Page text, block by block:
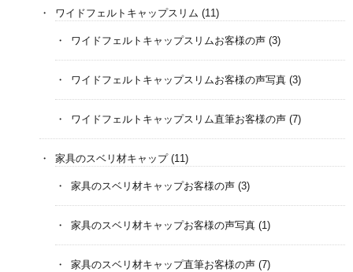
ワイドフェルトキャップスリム (11)
ワイドフェルトキャップスリムお客様の声 (3)
ワイドフェルトキャップスリムお客様の声写真 (3)
ワイドフェルトキャップスリム直筆お客様の声 (7)
家具のスベリ材キャップ(11)
家具のスベリ材キャップお客様の声 (3)
家具のスベリ材キャップお客様の声写真 (1)
家具のスベリ材キャップ直筆お客様の声 (7)